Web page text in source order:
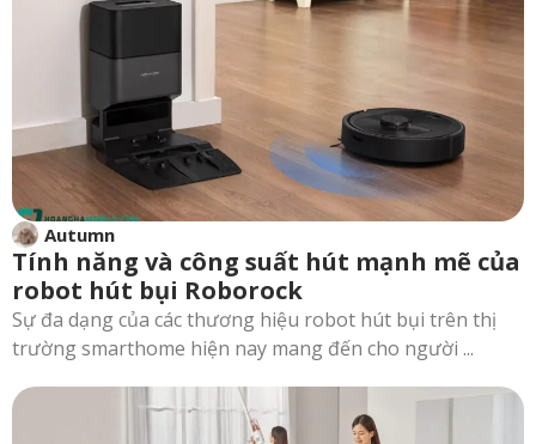
Autumn
Tính năng và công suất hút mạnh mẽ của
robot hút bụi Roborock
Sự đa dạng của các thương hiệu robot hút bụi trên thị
trường smarthome hiện nay mang đến cho người ...